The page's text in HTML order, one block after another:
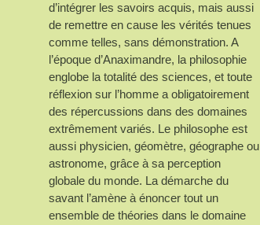
d’intégrer les savoirs acquis, mais aussi
de remettre en cause les vérités tenues
comme telles, sans démonstration. A
l’époque d’Anaximandre, la philosophie
englobe la totalité des sciences, et toute
réflexion sur l’homme a obligatoirement
des répercussions dans des domaines
extrêmement variés. Le philosophe est
aussi physicien, géomètre, géographe ou
astronome, grâce à sa perception
globale du monde. La démarche du
savant l’amène à énoncer tout un
ensemble de théories dans le domaine